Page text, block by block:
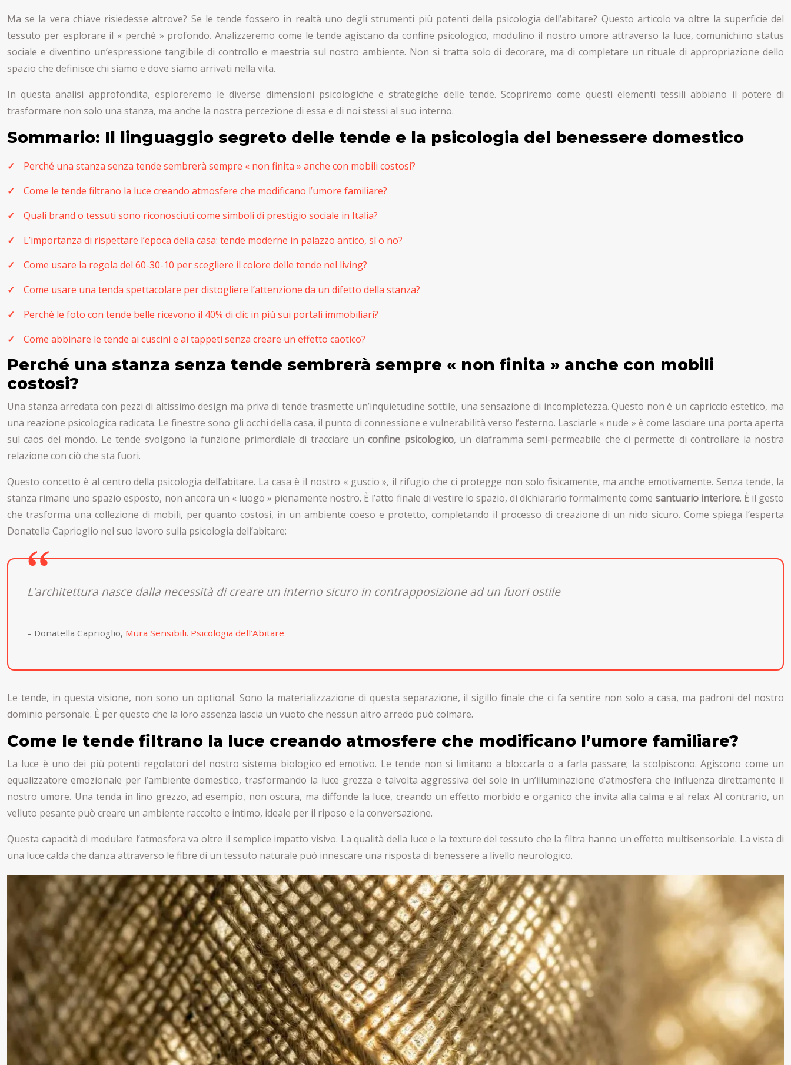
Ma se la vera chiave risiedesse altrove? Se le tende fossero in realtà uno degli strumenti più potenti della psicologia dell’abitare? Questo articolo va oltre la superficie del
tessuto per esplorare il « perché » profondo. Analizzeremo come le tende agiscano da confine psicologico, modulino il nostro umore attraverso la luce, comunichino status
sociale e diventino un’espressione tangibile di controllo e maestria sul nostro ambiente. Non si tratta solo di decorare, ma di completare un rituale di appropriazione dello
spazio che definisce chi siamo e dove siamo arrivati nella vita.
In questa analisi approfondita, esploreremo le diverse dimensioni psicologiche e strategiche delle tende. Scopriremo come questi elementi tessili abbiano il potere di
trasformare non solo una stanza, ma anche la nostra percezione di essa e di noi stessi al suo interno.
Sommario: Il linguaggio segreto delle tende e la psicologia del benessere domestico
Perché una stanza senza tende sembrerà sempre « non finita » anche con mobili costosi?
Come le tende filtrano la luce creando atmosfere che modificano l’umore familiare?
Quali brand o tessuti sono riconosciuti come simboli di prestigio sociale in Italia?
L’importanza di rispettare l’epoca della casa: tende moderne in palazzo antico, sì o no?
Come usare la regola del 60-30-10 per scegliere il colore delle tende nel living?
Come usare una tenda spettacolare per distogliere l’attenzione da un difetto della stanza?
Perché le foto con tende belle ricevono il 40% di clic in più sui portali immobiliari?
Come abbinare le tende ai cuscini e ai tappeti senza creare un effetto caotico?
Perché una stanza senza tende sembrerà sempre « non finita » anche con mobili
costosi?
Una stanza arredata con pezzi di altissimo design ma priva di tende trasmette un’inquietudine sottile, una sensazione di incompletezza. Questo non è un capriccio estetico, ma
una reazione psicologica radicata. Le finestre sono gli occhi della casa, il punto di connessione e vulnerabilità verso l’esterno. Lasciarle « nude » è come lasciare una porta aperta
sul caos del mondo. Le tende svolgono la funzione primordiale di tracciare unconfine psicologico, un diaframma semi-permeabile che ci permette di controllare la nostra
relazione con ciò che sta fuori.
Questo concetto è al centro della psicologia dell’abitare. La casa è il nostro « guscio », il rifugio che ci protegge non solo fisicamente, ma anche emotivamente. Senza tende, la
stanza rimane uno spazio esposto, non ancora un « luogo » pienamente nostro. È l’atto finale di vestire lo spazio, di dichiararlo formalmente come santuario interiore. È il gesto
che trasforma una collezione di mobili, per quanto costosi, in un ambiente coeso e protetto, completando il processo di creazione di un nido sicuro. Come spiega l’esperta
Donatella Caprioglio nel suo lavoro sulla psicologia dell’abitare:
L’architettura nasce dalla necessità di creare un interno sicuro in contrapposizione ad un fuori ostile
– Donatella Caprioglio, Mura Sensibili. Psicologia dell’Abitare
Le tende, in questa visione, non sono un optional. Sono la materializzazione di questa separazione, il sigillo finale che ci fa sentire non solo a casa, ma padroni del nostro
dominio personale. È per questo che la loro assenza lascia un vuoto che nessun altro arredo può colmare.
Come le tende filtrano la luce creando atmosfere che modificano l’umore familiare?
La luce è uno dei più potenti regolatori del nostro sistema biologico ed emotivo. Le tende non si limitano a bloccarla o a farla passare; la scolpiscono. Agiscono come un
equalizzatore emozionale per l’ambiente domestico, trasformando la luce grezza e talvolta aggressiva del sole in un’illuminazione d’atmosfera che influenza direttamente il
nostro umore. Una tenda in lino grezzo, ad esempio, non oscura, ma diffonde la luce, creando un effetto morbido e organico che invita alla calma e al relax. Al contrario, un
velluto pesante può creare un ambiente raccolto e intimo, ideale per il riposo e la conversazione.
Questa capacità di modulare l’atmosfera va oltre il semplice impatto visivo. La qualità della luce e la texture del tessuto che la filtra hanno un effetto multisensoriale. La vista di
una luce calda che danza attraverso le fibre di un tessuto naturale può innescare una risposta di benessere a livello neurologico.